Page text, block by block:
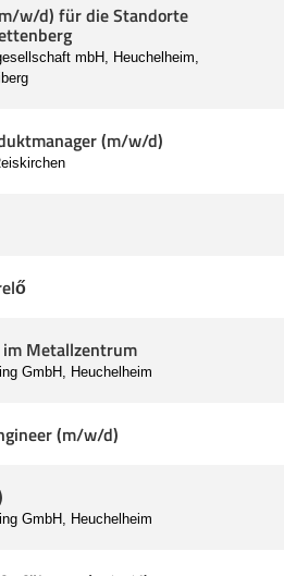
w/d) für die Standorte
mbH, Heuchelheim,
(m/w/d)
Metallzentrum
GmbH, Heuchelheim
(m/w/d)
GmbH, Heuchelheim